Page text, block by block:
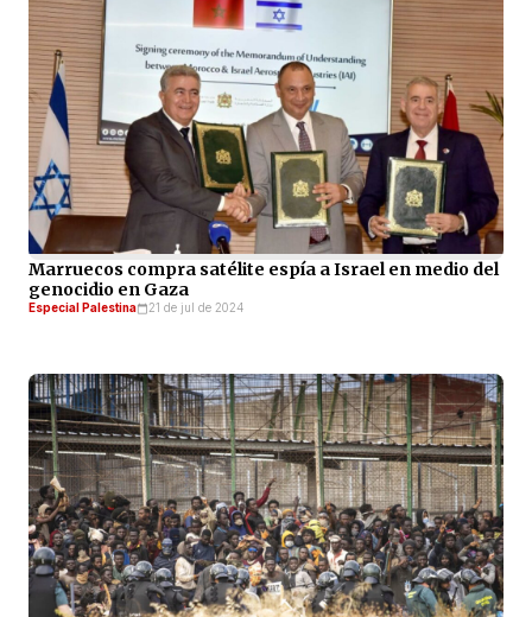
Marruecos compra satélite espía a Israel en medio del
genocidio en Gaza
Especial Palestina 21 de jul de 2024